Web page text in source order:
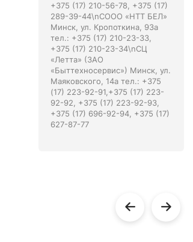
+375 (17) 210-56-78, +375 (17)
289-39-44\nСООО «НТТ БЕЛ»
Минск, ул. Кропоткина, 93а
тел.: +375 (17) 210-23-33,
+375 (17) 210-23-34\nСЦ
«Летта» (ЗАО
«Быттехносервис») Минск, ул.
Маяковского, 14а тел.: +375
(17) 223-92-91,+375 (17) 223-
92-92, +375 (17) 223-92-93,
+375 (17) 696-92-94, +375 (17)
627-87-77